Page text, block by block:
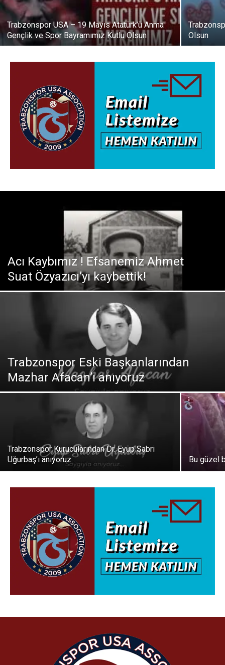
Trabzonspor USA – 19 Mayıs Atatürk’ü Anma
Gençlik ve Spor Bayramımız Kutlu Olsun
Olsun
Acı Kaybımız ! Efsanemiz Ahmet
Suat Özyazıcı’yı kaybettik!
Trabzonspor Eski Başkanlarından
Mazhar Afacan’ı anıyoruz
Trabzonspor Kurucularından Dr. Eyüp Sabri
Uğurbaş’ı anıyoruz
Bu güzel